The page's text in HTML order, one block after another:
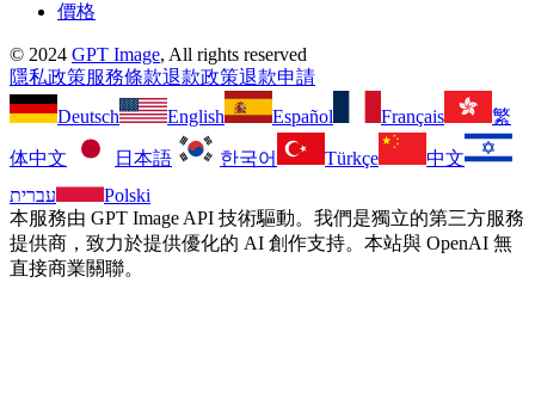
價格
© 2024 GPT Image, All rights reserved
隱私政策服務條款退款政策退款申請
Deutsch
English Español Français 繁
体中文 日本語 한국어 Türkçe
中文
עברית
Polski
本服務由 GPT Image API 技術驅動。我們是獨立的第三方服務
提供商，致力於提供優化的 AI 創作支持。本站與 OpenAI 無
直接商業關聯。